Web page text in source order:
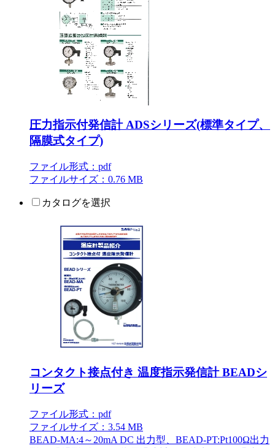
圧力指示付発信計 ADSシリーズ(標準タイプ、
隔膜式タイプ)
ファイル形式：pdf
ファイルサイズ：0.76 MB
カタログを選択
コンタクト接点付き 温度指示発信計 BEADシ
リーズ
ファイル形式：pdf
ファイルサイズ：3.54 MB
BEAD-MA:4～20mA DC 出力型、BEAD-PT:Pt100Ω出力